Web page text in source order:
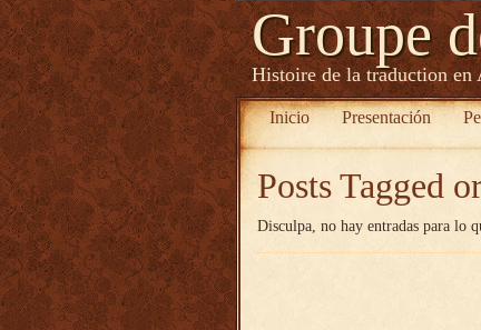
Groupe
Histoire de la traduction en
Inicio Presentación
Posts Tagged
Disculpa, no hay entradas para lo